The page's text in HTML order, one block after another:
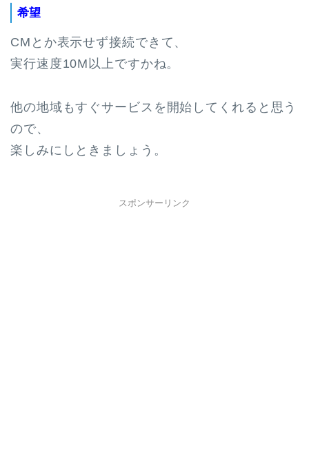
希望
CMとか表示せず接続できて、
実行速度10M以上ですかね。
他の地域もすぐサービスを開始してくれると思う
ので、
楽しみにしときましょう。
スポンサーリンク